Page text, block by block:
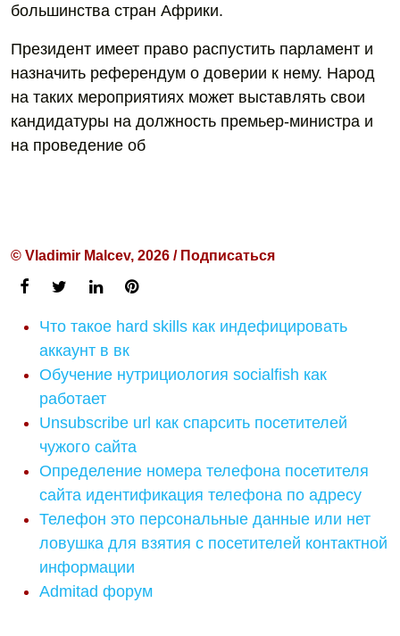
большинства стран Африки.
Президент имеет право распустить парламент и
назначить референдум о доверии к нему. Народ
на таких мероприятиях может выставлять свои
кандидатуры на должность премьер-министра и
на проведение об
© Vladimir Malcev, 2026 / Подписаться
Что такое hard skills как индефицировать
аккаунт в вк
Обучение нутрициология socialfish как
работает
Unsubscribe url как спарсить посетителей
чужого сайта
Определение номера телефона посетителя
сайта идентификация телефона по адресу
Телефон это персональные данные или нет
ловушка для взятия с посетителей контактной
информации
Admitad форум